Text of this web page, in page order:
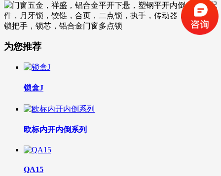
为您推荐
锁盒J
欧标内开内倒系列
QA15